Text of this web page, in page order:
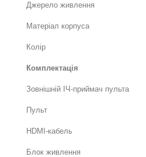
Джерело живлення
Матеріал корпуса
Колір
Комплектація
Зовнішній ІЧ-приймач пульта
Пульт
HDMI-кабель
Блок живлення